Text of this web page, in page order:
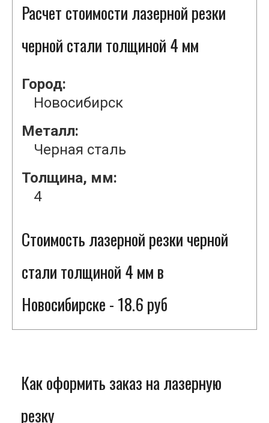
Расчет стоимости лазерной резки
черной стали толщиной 4 мм
Город:
Новосибирск
Металл:
Черная сталь
Толщина, мм:
4
Стоимость лазерной резки черной
стали толщиной 4 мм в
Новосибирске - 18.6 руб
Как оформить заказ на лазерную
резку